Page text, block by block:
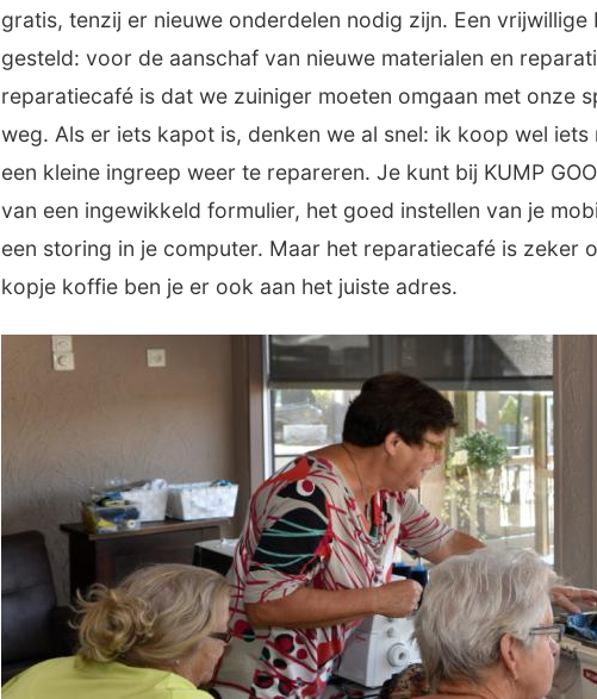
gratis, tenzij er nieuwe onderdelen nodig zijn. Een
gesteld: voor de aanschaf van nieuwe materialen en
reparatiecafé is dat we zuiniger moeten omgaan met onze
weg. Als er iets kapot is, denken we al snel: ik koop wel
een kleine ingreep weer te repareren. Je kunt bij KUMP
van een ingewikkeld formulier, het goed instellen van je
een storing in je computer. Maar het reparatiecafé is zeker
kopje koffie ben je er ook aan het juiste adres.